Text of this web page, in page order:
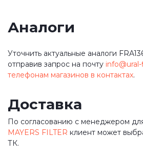
Аналоги
Уточнить актуальные аналоги
отправив запрос на почту
телефонам магазинов в контактах.
Доставка
По согласованию с менеджером
MAYERS FILTER клиент может
ТК.